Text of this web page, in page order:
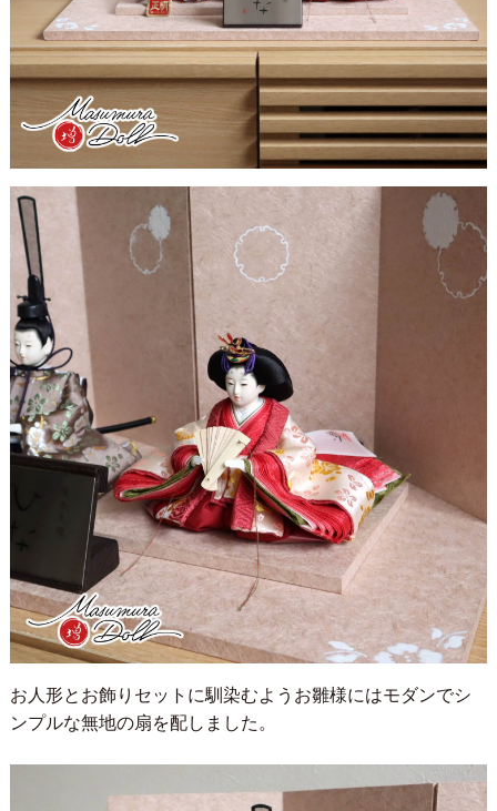
お人形とお飾りセットに馴染むようお雛様にはモダンでシ
ンプルな無地の扇を配しました。